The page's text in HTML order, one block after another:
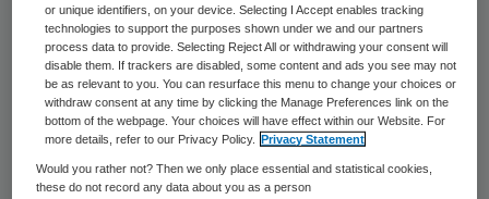
Beluister de aflevering
Partners voor Zorg | Zorgkoers
2026: Digitalisering is pure
noodzaak
or unique identifiers, on your device. Selecting I Accept enables tracking
technologies to support the purposes shown under we and our partners
process data to provide. Selecting Reject All or withdrawing your consent will
disable them. If trackers are disabled, some content and ads you see may not
be as relevant to you. You can resurface this menu to change your choices or
withdraw consent at any time by clicking the Manage Preferences link on the
bottom of the webpage. Your choices will have effect within our Website. For
more details, refer to our Privacy Policy.
Privacy Statement
Would you rather not? Then we only place essential and statistical cookies,
these do not record any data about you as a person